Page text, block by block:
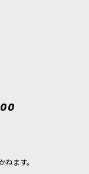
アラー
ラー
器。移動砲台とし
ーン
ます。